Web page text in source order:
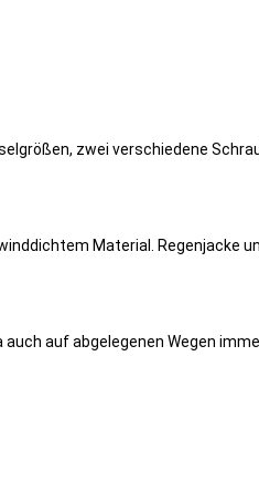
zwei verschiedene
Material. Regenjacke
auf abgelegenen Wegen